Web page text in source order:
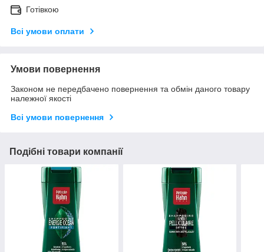
Готівкою
Всі умови оплати
Умови повернення
Законом не передбачено повернення та обмін даного товару
належної якості
Всі умови повернення
Подібні товари компанії